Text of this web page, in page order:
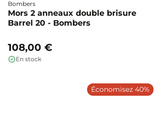
Bombers
Mors 2 anneaux double brisure
Barrel 20 - Bombers
108,00 €
En stock
Économisez 40%